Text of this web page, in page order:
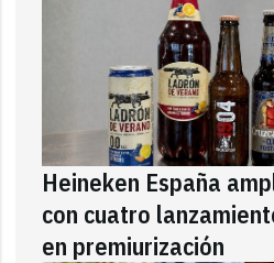
Heineken España
con cuatro
en premiurización